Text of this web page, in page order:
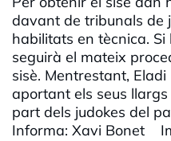
davant de tribunals de
habilitats en tècnica.
seguirà el mateix
sisè. Mentrestant,
aportant els seus
part dels judokes del
Informa: Xavi Bonet